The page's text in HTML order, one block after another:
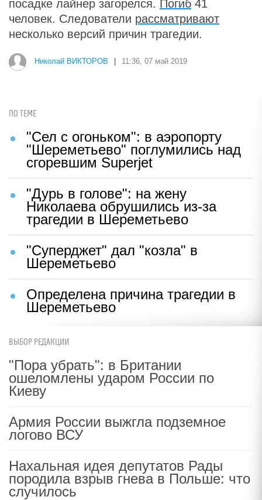
посадке лайнер загорелся. Погиб 41
человек. Следователи рассматривают
несколько версий причин трагедии.
Николай ВИКТОРОВ 11:36, 07 май 2019
ПО ТЕМЕ
"Сел с огоньком": в аэропорту
"Шереметьево" поглумились над
сгоревшим Superjet
"Дурь в голове": на жену
Николаева обрушились из-за
трагедии в Шереметьево
"Суперджет" дал "козла" в
Шереметьево
Определена причина трагедии в
Шереметьево
ВЫБОР РЕДАКЦИИ
"Пора убрать": в Британии
ошеломлены ударом России по
Киеву
Армия России выжгла подземное
логово ВСУ
Нахальная идея депутатов Рады
породила взрыв гнева в Польше: что
случилось